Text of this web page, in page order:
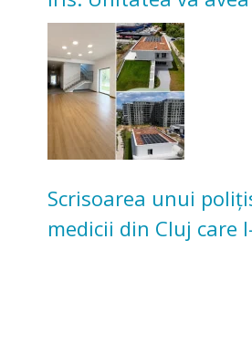
pentru copii
Scrisoarea unui
medicii din Cluj care